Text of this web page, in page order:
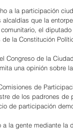
a la participación
que la
el
la Constitución
Congreso de la
una opinión sobre
de
de los padrones
de participación
a la gente mediante